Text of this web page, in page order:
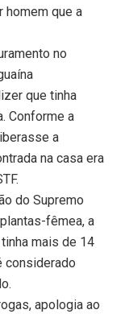
homem que a
no
que tinha
Conforme a
a
na casa era
do Supremo
fêmea, a
mais de 14
considerado
apologia ao